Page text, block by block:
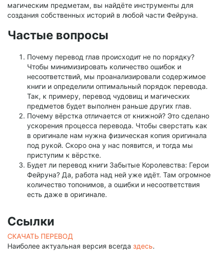
магическим предметам, вы найдёте инструменты для
создания собственных историй в любой части Фейруна.
Частые вопросы
Почему перевод глав происходит не по порядку?
Чтобы минимизировать количество ошибок и
несоответствий, мы проанализировали содержимое
книги и определили оптимальный порядок перевода.
Так, к примеру, перевод чудовищ и магических
предметов будет выполнен раньше других глав.
Почему вёрстка отличается от книжной? Это сделано
ускорения процесса перевода. Чтобы сверстать как
в оригинале нам нужна физическая копия оригинала
под рукой. Скоро она у нас появится, и тогда мы
приступим к вёрстке.
Будет ли перевод книги Забытые Королевства: Герои
Фейруна? Да, работа над ней уже идёт. Там огромное
количество топонимов, а ошибки и несоответствия
есть даже в оригинале.
Ссылки
СКАЧАТЬ ПЕРЕВОД
Наиболее актуальная версия всегда здесь.